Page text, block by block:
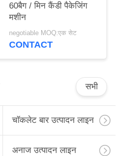
60बैग / मिन कैंडी पैकेजिंग
मशीन
negotiable MOQ:एक सेट
CONTACT
सभी
चॉकलेट बार उत्पादन लाइन
अनाज उत्पादन लाइन